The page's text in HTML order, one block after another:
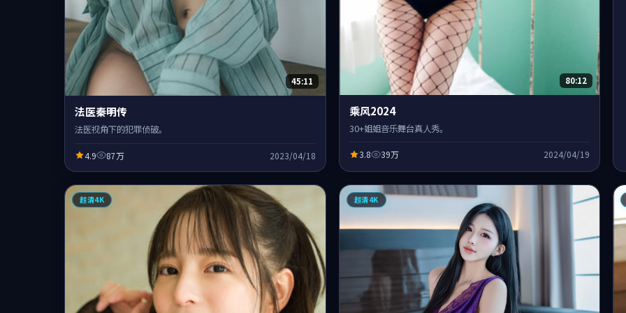
45:11
法医秦明传
法医视角下的犯罪侦破。
4.9 87万 2023/04/18
80:12
乘风2024
30+姐姐音乐舞台真人秀。
3.8 39万 2024/04/19
超清4K 超清4K